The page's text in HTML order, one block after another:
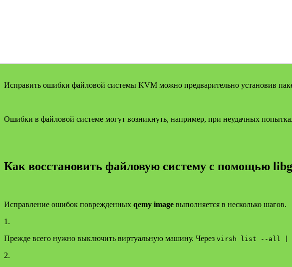
Исправить ошибки файловой системы KVM можно предварительно установив
Ошибки в файловой системе могут возникнуть, например, при неудачных
Как восстановить файловую систему с помощью
Исправление ошибок поврежденных qemy image выполняется в несколько шагов.
1.
Прежде всего нужно выключить виртуальную машину. Через virsh list --all |
2.